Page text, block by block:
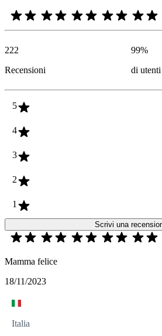
222
Recensioni
99%
di
5
4
3
2
1
Scrivi una
Mamma felice
18/11/2023
Italia